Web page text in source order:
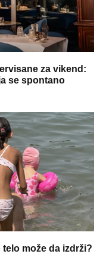
za vikend:
se spontano
može da izdrži?